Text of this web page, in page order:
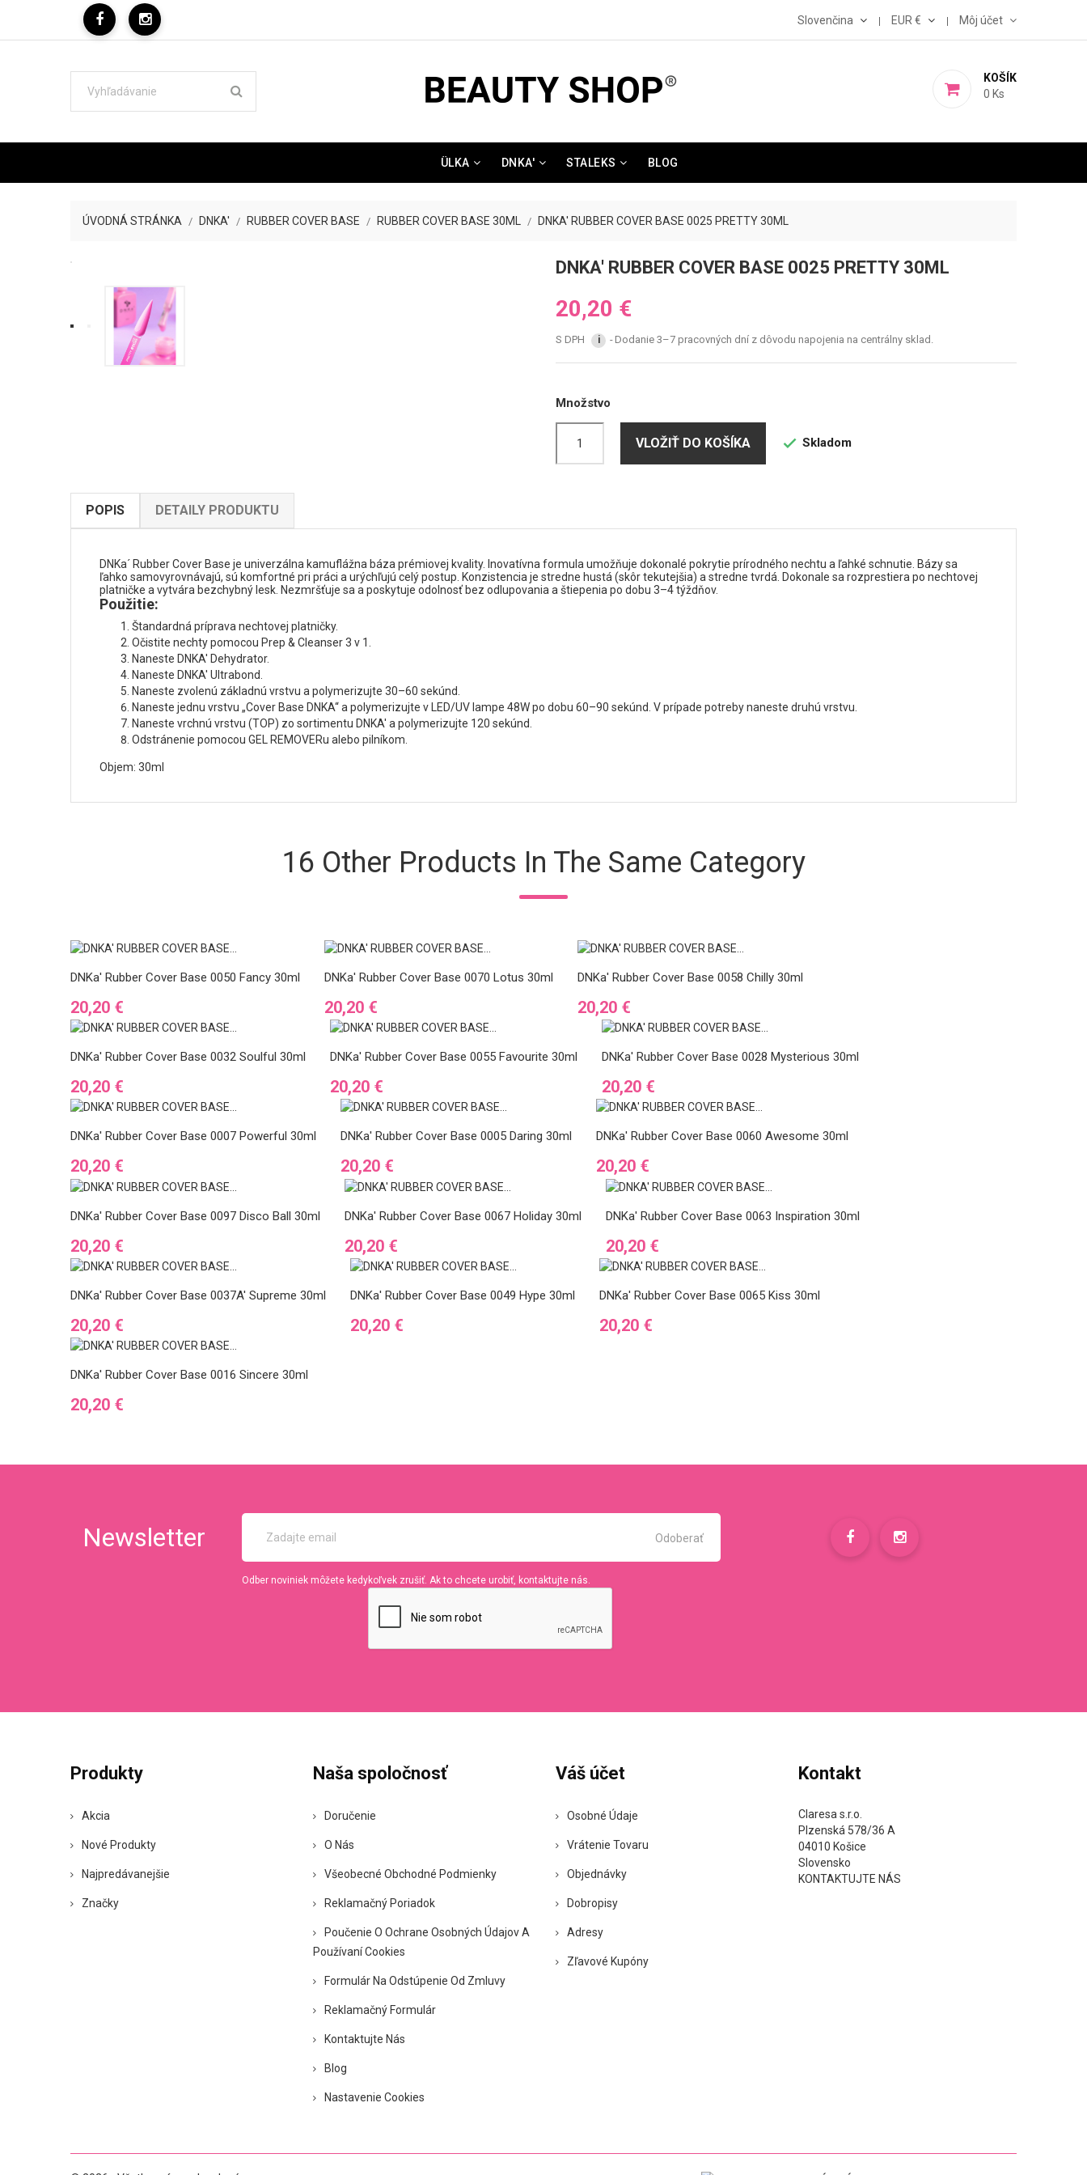
Slovenčina EUR € Môj účet
KOŠÍK
0 Ks
ÜLKA DNKA' STALEKS BLOG
ÚVODNÁ STRÁNKA DNKA' RUBBER COVER BASE RUBBER COVER BASE 30ML DNKA' RUBBER COVER BASE 0025 PRETTY 30ML
DNKA' RUBBER COVER BASE 0025 PRETTY 30ML
20,20 €
S DPH i Dodanie 3–7 pracovných dní z dôvodu napojenia na centrálny sklad.
Množstvo
VLOŽIŤ DO KOŠÍKA  Skladom
POPIS DETAILY PRODUKTU
DNKa´ Rubber Cover Base je univerzálna kamuflážna báza prémiovej kvality. Inovatívna formula umožňuje dokonalé pokrytie prírodného nechtu a ľahké schnutie. Bázy sa
ľahko samovyrovnávajú, sú komfortné pri práci a urýchľujú celý postup. Konzistencia je stredne hustá (skôr tekutejšia) a stredne tvrdá. Dokonale sa rozprestiera po nechtovej
platničke a vytvára bezchybný lesk. Nezmršťuje sa a poskytuje odolnosť bez odlupovania a štiepenia po dobu 3–4 týždňov.
Použitie:
Štandardná príprava nechtovej platničky.
Očistite nechty pomocou Prep & Cleanser 3 v 1.
Naneste DNKA' Dehydrator.
Naneste DNKA' Ultrabond.
Naneste zvolenú základnú vrstvu a polymerizujte 30–60 sekúnd.
Naneste jednu vrstvu „Cover Base DNKA“ a polymerizujte v LED/UV lampe 48W po dobu 60–90 sekúnd. V prípade potreby naneste druhú vrstvu.
Naneste vrchnú vrstvu (TOP) zo sortimentu DNKA' a polymerizujte 120 sekúnd.
Odstránenie pomocou GEL REMOVERu alebo pilníkom.
Objem: 30ml
16 Other Products In The Same Category
DNKa' Rubber Cover Base 0050 Fancy 30ml
Ár
20,20 €
DNKa' Rubber Cover Base 0070 Lotus 30ml
Ár
20,20 €
DNKa' Rubber Cover Base 0058 Chilly 30ml
Ár
20,20 €
DNKa' Rubber Cover Base 0032 Soulful 30ml
Ár
20,20 €
DNKa' Rubber Cover Base 0055 Favourite 30ml
Ár
20,20 €
DNKa' Rubber Cover Base 0028 Mysterious 30ml
Ár
20,20 €
DNKa' Rubber Cover Base 0007 Powerful 30ml
Ár
20,20 €
DNKa' Rubber Cover Base 0005 Daring 30ml
Ár
20,20 €
DNKa' Rubber Cover Base 0060 Awesome 30ml
Ár
20,20 €
DNKa' Rubber Cover Base 0097 Disco Ball 30ml
Ár
20,20 €
DNKa' Rubber Cover Base 0067 Holiday 30ml
Ár
20,20 €
DNKa' Rubber Cover Base 0063 Inspiration 30ml
Ár
20,20 €
DNKa' Rubber Cover Base 0037A' Supreme 30ml
Ár
20,20 €
DNKa' Rubber Cover Base 0049 Hype 30ml
Ár
20,20 €
DNKa' Rubber Cover Base 0065 Kiss 30ml
Ár
20,20 €
DNKa' Rubber Cover Base 0016 Sincere 30ml
Ár
20,20 €
Newsletter
Odber noviniek môžete kedykoľvek zrušiť. Ak to chcete urobiť, kontaktujte nás.
Produkty
Akcia
Nové Produkty
Najpredávanejšie
Značky
Naša spoločnosť
Doručenie
O Nás
Všeobecné Obchodné Podmienky
Reklamačný Poriadok
Poučenie O Ochrane Osobných Údajov A
Používaní Cookies
Formulár Na Odstúpenie Od Zmluvy
Reklamačný Formulár
Kontaktujte Nás
Blog
Nastavenie Cookies
Váš účet
Osobné Údaje
Vrátenie Tovaru
Objednávky
Dobropisy
Adresy
Zľavové Kupóny
Kontakt
Claresa s.r.o.
Plzenská 578/36 A
04010 Košice
Slovensko
KONTAKTUJTE NÁS